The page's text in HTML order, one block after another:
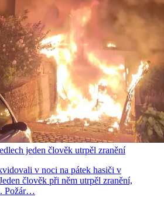
jeden člověk utrpěl zranění
v noci na pátek hasiči v
člověk při něm utrpěl zranění,
Požár…